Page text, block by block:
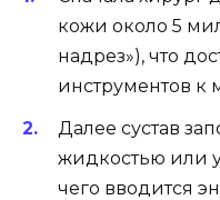
кожи около 5
надрез»), что
инструментов к
Далее сустав
жидкостью или
чего вводится